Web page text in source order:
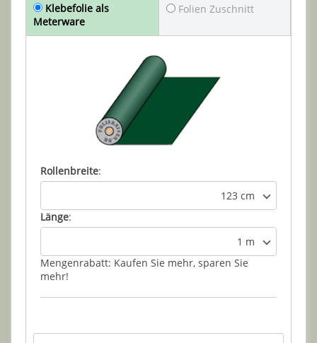
Klebefolie als
Meterware
Folien Zuschnitt
Rollenbreite:
123 cm
Länge:
1 m
Mengenrabatt: Kaufen Sie mehr, sparen Sie
mehr!